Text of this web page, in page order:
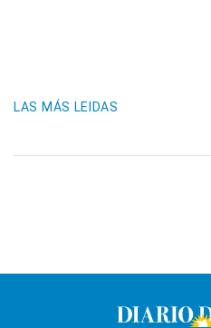
LAS MÁS LEIDAS